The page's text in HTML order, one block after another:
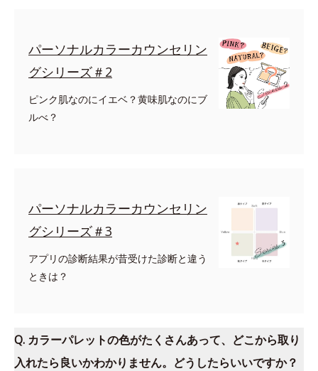
パーソナルカラーカウンセリン
グシリーズ＃2
ピンク肌なのにイエベ？黄味肌なのにブ
ルべ？
パーソナルカラーカウンセリン
グシリーズ＃3
アプリの診断結果が昔受けた診断と違う
ときは？
Q. カラーパレットの色がたくさんあって、どこから取り
入れたら良いかわかりません。どうしたらいいですか？